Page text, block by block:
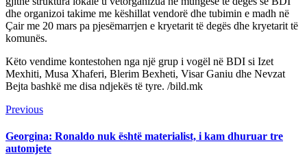
dhe organizoi takime me këshillat vendorë dhe tubimin e madh në
Çair me 20 mars pa pjesëmarrjen e kryetarit të degës dhe kryetarit të
komunës.
Këto vendime kontestohen nga një grup i vogël në BDI si Izet
Mexhiti, Musa Xhaferi, Blerim Bexheti, Visar Ganiu dhe Nevzat
Bejta bashkë me disa ndjekës të tyre. /bild.mk
Continue
Reading
PreviousPrevious
Georgina: Ronaldo nuk është materialist, i kam dhuruar tre
automjete